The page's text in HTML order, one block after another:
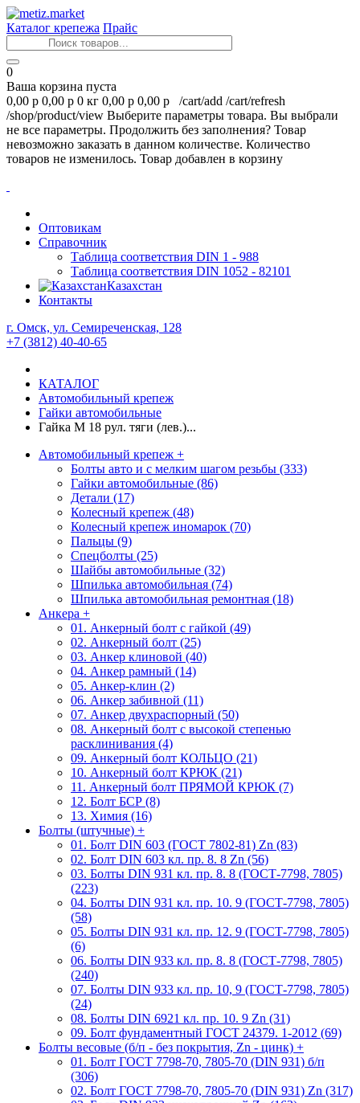
Каталог крепежа Прайс
0
Ваша корзина пуста
0,00 р 0,00 р 0 кг 0,00 р 0,00 р /cart/add /cart/refresh
/shop/product/view Выберите параметры товара. Вы выбрали
не все параметры. Продолжить без заполнения? Товар
невозможно заказать в данном количестве. Количество
товаров не изменилось. Товар добавлен в корзину
Оптовикам
Справочник
Таблица соответствия DIN 1 - 988
Таблица соответствия DIN 1052 - 82101
Казахстан
Контакты
г. Омск, ул. Семиреченская, 128
+7 (3812) 40-40-65
КАТАЛОГ
Автомобильный крепеж
Гайки автомобильные
Гайка М 18 рул. тяги (лев.)...
Автомобильный крепеж +
Болты авто и с мелким шагом резьбы (333)
Гайки автомобильные (86)
Детали (17)
Колесный крепеж (48)
Колесный крепеж иномарок (70)
Пальцы (9)
Спецболты (25)
Шайбы автомобильные (32)
Шпилька автомобильная (74)
Шпилька автомобильная ремонтная (18)
Анкера +
01. Анкерный болт с гайкой (49)
02. Анкерный болт (25)
03. Анкер клиновой (40)
04. Анкер рамный (14)
05. Анкер-клин (2)
06. Анкер забивной (11)
07. Анкер двухраспорный (50)
08. Анкерный болт с высокой степенью
расклинивания (4)
09. Анкерный болт КОЛЬЦО (21)
10. Анкерный болт КРЮК (21)
11. Анкерный болт ПРЯМОЙ КРЮК (7)
12. Болт БСР (8)
13. Химия (16)
Болты (штучные) +
01. Болт DIN 603 (ГОСТ 7802-81) Zn (83)
02. Болт DIN 603 кл. пр. 8. 8 Zn (56)
03. Болты DIN 931 кл. пр. 8. 8 (ГОСТ-7798, 7805)
(223)
04. Болты DIN 931 кл. пр. 10. 9 (ГОСТ-7798, 7805)
(58)
05. Болты DIN 931 кл. пр. 12. 9 (ГОСТ-7798, 7805)
(6)
06. Болты DIN 933 кл. пр. 8. 8 (ГОСТ-7798, 7805)
(240)
07. Болты DIN 933 кл. пр. 10, 9 (ГОСТ-7798, 7805)
(24)
08. Болты DIN 6921 кл. пр. 10. 9 Zn (31)
09. Болт фундаментный ГОСТ 24379. 1-2012 (69)
Болты весовые (б/п - без покрытия, Zn - цинк) +
01. Болт ГОСТ 7798-70, 7805-70 (DIN 931) б/п
(306)
02. Болт ГОСТ 7798-70, 7805-70 (DIN 931) Zn (317)